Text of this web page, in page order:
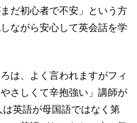
だ初心者で不安」という方
ながら安心して英会話を学
は、よく言われますがフィ
さしくて辛抱強い」講師が
英語が母国語ではなく第